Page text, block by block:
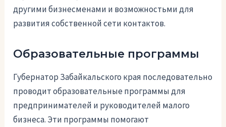
другими бизнесменами и возможностьми для
развития собственной сети контактов.
Образовательные программы
Губернатор Забайкальского края последовательно
проводит образовательные программы для
предпринимателей и руководителей малого
бизнеса. Эти программы помогают